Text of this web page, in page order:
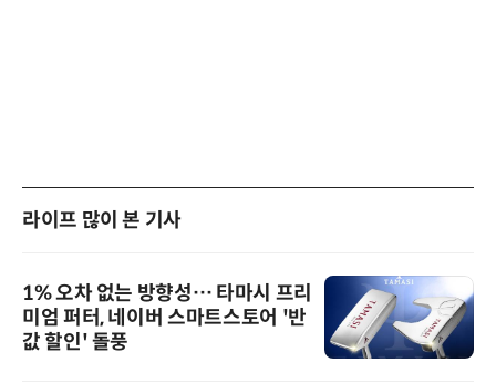
라이프 많이 본 기사
1% 오차 없는 방향성… 타마시 프리
미엄 퍼터, 네이버 스마트스토어 '반
값 할인' 돌풍